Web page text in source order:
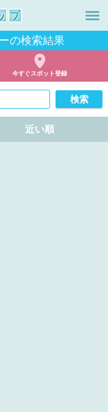
の検索結果
今すぐスポット登録
近い順